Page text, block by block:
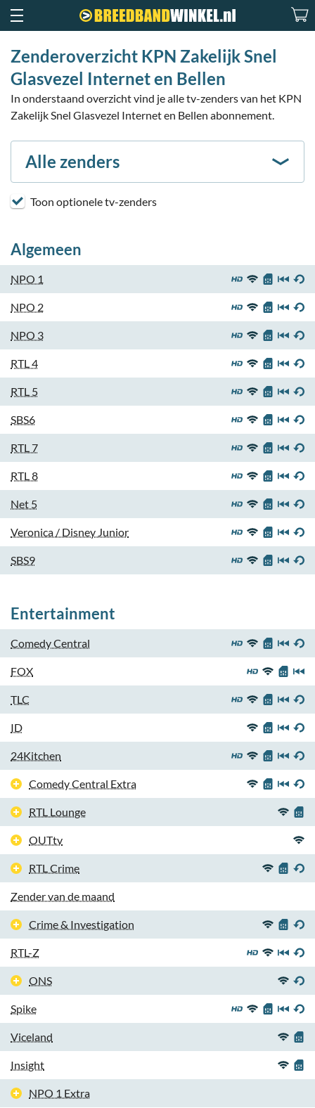
Zenderoverzicht KPN Zakelijk Snel
Glasvezel Internet en Bellen
In onderstaand overzicht vind je alle tv-zenders van het KPN
Zakelijk Snel Glasvezel Internet en Bellen abonnement.
Alle zenders
Toon optionele tv-zenders
Algemeen
NPO 1
NPO 2
NPO 3
RTL 4
RTL 5
SBS6
RTL 7
RTL 8
Net 5
Veronica / Disney Junior
SBS9
Entertainment
Comedy Central
FOX
TLC
ID
24Kitchen
Comedy Central Extra
RTL Lounge
OUTtv
RTL Crime
Zender van de maand
Crime & Investigation
RTL-Z
ONS
Spike
Viceland
Insight
NPO 1 Extra